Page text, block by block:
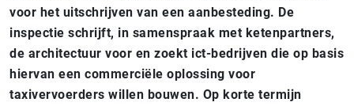
voor het uitschrijven van een aanbesteding. De
inspectie schrijft, in samenspraak met ketenpartners,
de architectuur voor en zoekt ict-bedrijven die op basis
hiervan een commerciële oplossing voor
taxivervoerders willen bouwen. Op korte termijn